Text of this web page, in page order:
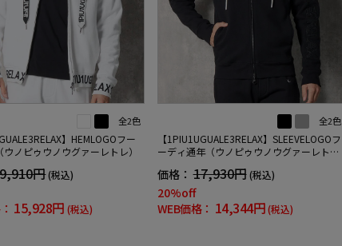
全2色
】HEMLOGOフー
ノピゥウノウグァーレトレ）
円(税込)
15,928円 (税込)
全2色
【1PIU1UGUALE3RELAX】SLEEVELOGOフ
ーディ通年（ウノピゥウノウグァーレト
価格： 17,930円 (税込)
20%off
WEB価格： 14,344円(税込)